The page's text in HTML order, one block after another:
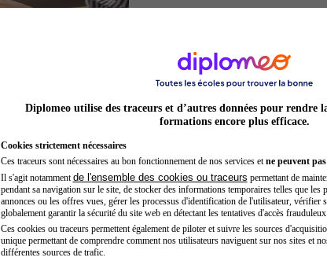
Diplomeo utilise des traceurs et d’autres données pour rendre
formations encore plus efficace.
Cookies strictement nécessaires
Ces traceurs sont nécessaires au bon fonctionnement de nos services et ne peuvent
Il s'agit notamment de l'ensemble des cookies ou traceurs permettant de
pendant sa navigation sur le site, de stocker des informations temporaires telles que les
annonces ou les offres vues, gérer les processus d'identification de l'utilisateur, vérifier
globalement garantir la sécurité du site web en détectant les tentatives d'accès
Ces cookies ou traceurs permettent également de piloter et suivre les sources
unique permettant de comprendre comment nos utilisateurs naviguent sur nos sites et
différentes sources de trafic.